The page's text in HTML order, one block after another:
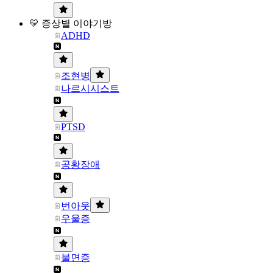
💛 증상별 이야기방
ADHD
조현병
나르시시스트
PTSD
공황장애
번아웃
우울증
불면증